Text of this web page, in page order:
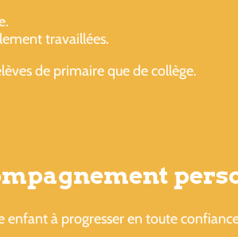
travaillées.
de primaire que de collège.
enfant à progresser en toute